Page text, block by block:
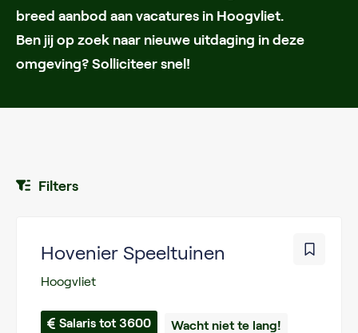
breed aanbod aan vacatures in Hoogvliet.
Ben jij op zoek naar nieuwe uitdaging in deze
omgeving? Solliciteer snel!
Filters
Hovenier Speeltuinen
Hoogvliet
Salaris tot 3600 Wacht niet te lang!